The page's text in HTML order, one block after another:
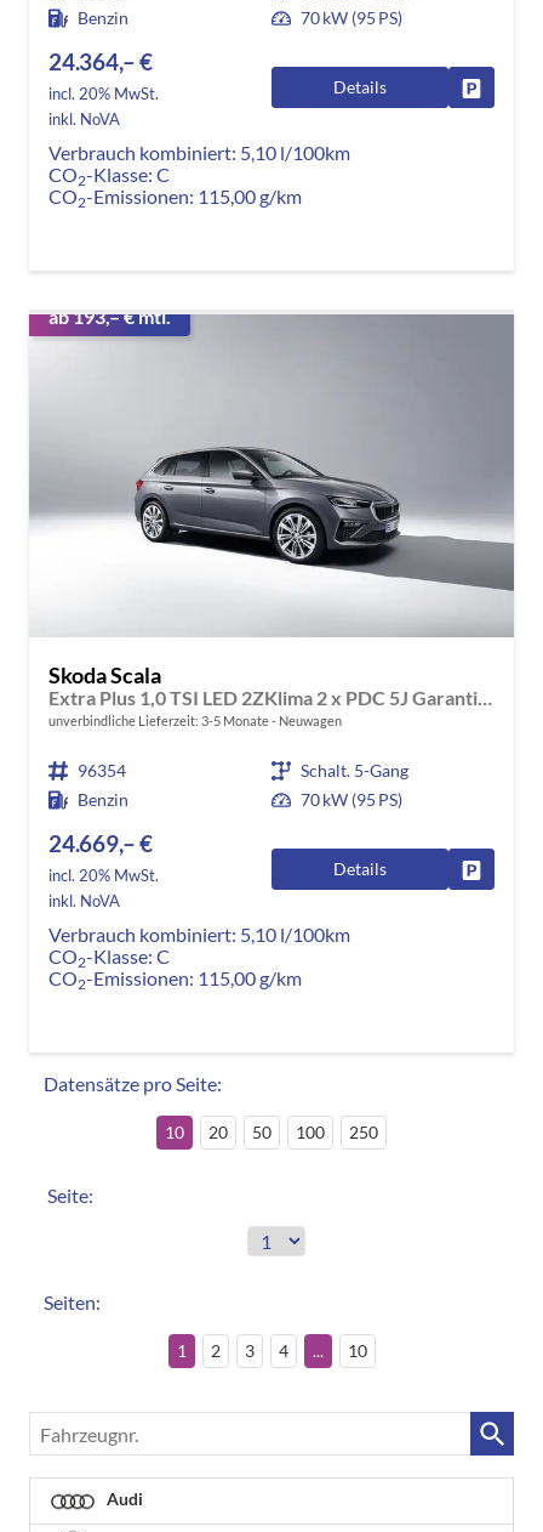
Benzin
70 kW (95 PS)
24.364,– €
incl. 20% MwSt.
inkl. NoVA
Details
Verbrauch kombiniert: 5,10 l/100km
CO2-Klasse: C
CO2-Emissionen: 115,00 g/km
ab 193,– € mtl.
Skoda Scala
Extra Plus 1,0 TSI LED 2ZKlima 2 x PDC 5J Garantie Temp Kamera Sunset Kessy SmartLink Sitzheizung beheiztes Lenkrad Bluetooth
unverbindliche Lieferzeit: 3-5 Monate Neuwagen
96354
Schalt. 5-Gang
Benzin
70 kW (95 PS)
24.669,– €
incl. 20% MwSt.
inkl. NoVA
Details
Verbrauch kombiniert: 5,10 l/100km
CO2-Klasse: C
CO2-Emissionen: 115,00 g/km
Datensätze pro Seite:
10 20 50 100 250
Seite:
Seiten:
1 2 3 4 ... 10
Fahrzeugnr.
Audi